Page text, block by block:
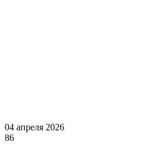
04 апреля 2026
86